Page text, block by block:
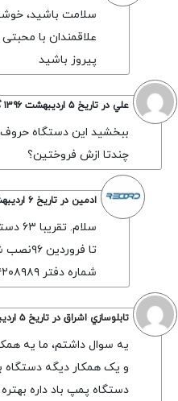
سلامت باشید،
علاقمندان با
پیروز باشید
علي در تاریخ۵ اردیبهشت ۱۳۹۶
ببخشید این دستگاه
چندتا ازش فروختین؟
ادمین در تاریخ ۶ اردیبهشت ۱۳۹۶
تا
شماره دفتر ۴۴۲۰۸۹۸۹-۰۲۱ تماس بگیرید.
تابلوسازي اشراق در تاریخ۵ اردیبهشت ۱۳۹۶
یه سوال داشتم، ما یه
و یک همکار دیگه دستگاه
دستگاه پمپ باد داره